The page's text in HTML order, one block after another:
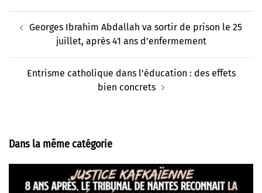
d’article
Georges Ibrahim Abdallah va sortir de prison le 25
juillet, après 41 ans d’enfermement
Entrisme catholique dans l’éducation : des effets
bien concrets
Dans la même catégorie